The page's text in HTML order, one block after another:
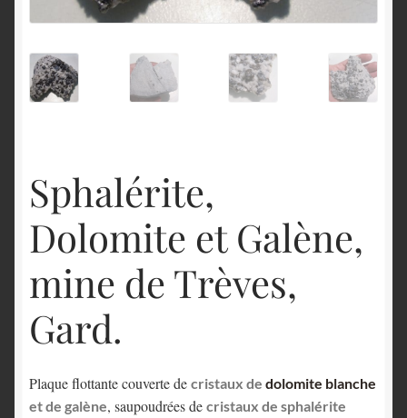
Sphalérite,
Dolomite et Galène,
mine de Trèves,
Gard.
Plaque flottante couverte de cristaux de dolomite blanche
et de galène, saupoudrées de cristaux de sphalérite